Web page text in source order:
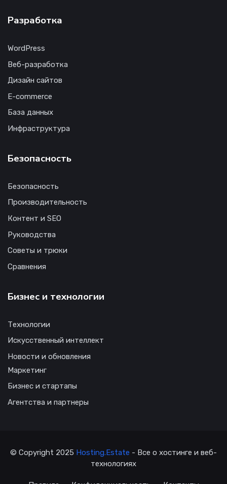
Разработка
WordPress
Веб-разработка
Дизайн сайтов
E-commerce
База данных
Инфраструктура
Безопасность
Безопасность
Производительность
Контент и SEO
Руководства
Советы и трюки
Сравнения
Бизнес и технологии
Технологии
Искусственный интеллект
Новости и обновления
Маркетинг
Бизнес и стартапы
Агентства и партнеры
© Copyright 2025 Hosting.Estate - Все о хостинге и веб-
технологиях